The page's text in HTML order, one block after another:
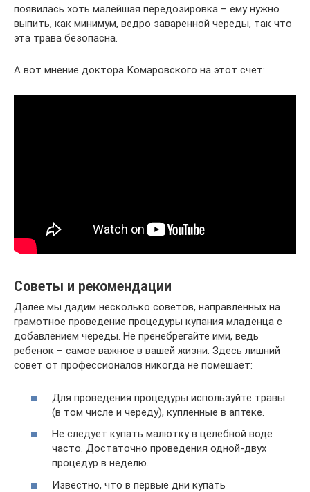
появилась хоть малейшая передозировка – ему нужно
выпить, как минимум, ведро заваренной череды, так что
эта трава безопасна.
А вот мнение доктора Комаровского на этот счет:
Советы и рекомендации
Далее мы дадим несколько советов, направленных на
грамотное проведение процедуры купания младенца с
добавлением череды. Не пренебрегайте ими, ведь
ребенок – самое важное в вашей жизни. Здесь лишний
совет от профессионалов никогда не помешает:
Для проведения процедуры используйте травы
(в том числе и череду), купленные в аптеке.
Не следует купать малютку в целебной воде
часто. Достаточно проведения одной-двух
процедур в неделю.
Известно, что в первые дни купать